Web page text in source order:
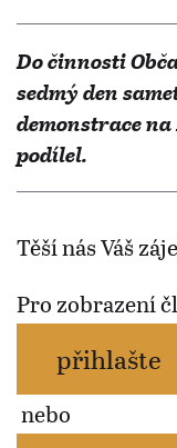
Do činnosti
sedmý den
demonstrace
podílel.
Těší nás Váš
Pro zobrazení
přihlašte
nebo